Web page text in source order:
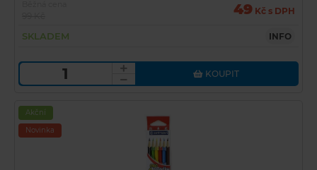
49 Kč s DPH
SKLADEM INFO
KOUPIT
Akční
Novinka